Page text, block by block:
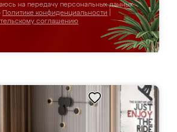
на передачу персональных данных
Политике конфиденциальности
соглашению